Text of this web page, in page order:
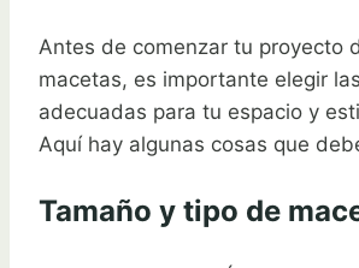
Antes de comenzar tu proyecto
macetas, es importante elegir
adecuadas para tu espacio y
Aquí hay algunas cosas que
Tamaño y tipo de